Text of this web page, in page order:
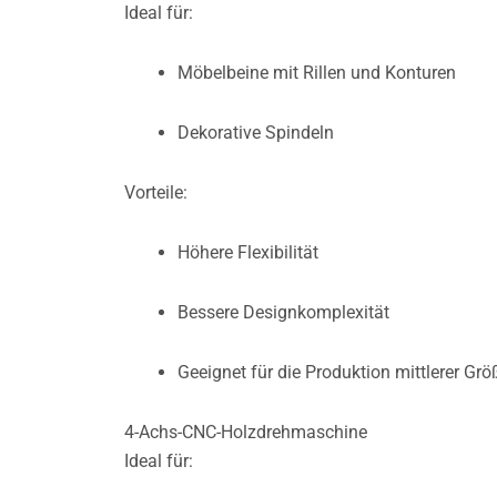
Ideal für:
Möbelbeine mit Rillen und Konturen
Dekorative Spindeln
Vorteile:
Höhere Flexibilität
Bessere Designkomplexität
Geeignet für die Produktion mittlerer
4-Achs-CNC-Holzdrehmaschine
Ideal für: